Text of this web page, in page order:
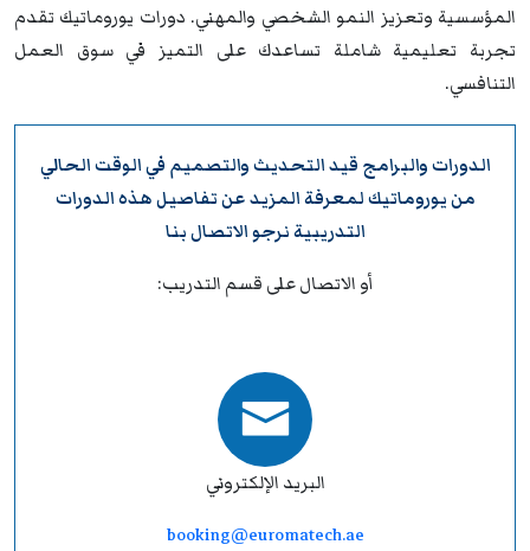
المؤسسية وتعزيز النمو الشخصي والمهني. دورات يوروماتيك تقدم
تجربة تعليمية شاملة تساعدك على التميز في سوق العمل
التنافسي.
الدورات والبرامج قيد التحديث والتصميم في الوقت الحالي
منيوروماتيكلمعرفة المزيد عن تفاصيل هذه الدورات
التدريبية نرجوالاتصال بنا
أو الاتصال على قسم التدريب:
البريد الإلكتروني
booking@euromatech.ae